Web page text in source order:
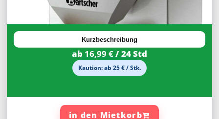
30%
Rabatt Kurzbeschreibung
ab 16,99 €/ 24 Std
Kaution: ab 25 € / Stk.
in den Mietkorb